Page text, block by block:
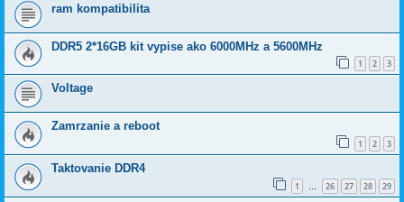
ram kompatibilita
DDR5 2*16GB kit vypise ako 6000MHz a 5600MHz
1 2 3
Voltage
Zamrzanie a reboot
1 2 3
Taktovanie DDR4
1 … 26 27 28 29